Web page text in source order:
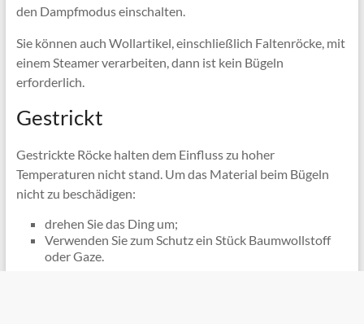
den Dampfmodus einschalten.
Sie können auch Wollartikel, einschließlich Faltenröcke, mit
einem Steamer verarbeiten, dann ist kein Bügeln
erforderlich.
Gestrickt
Gestrickte Röcke halten dem Einfluss zu hoher
Temperaturen nicht stand. Um das Material beim Bügeln
nicht zu beschädigen:
drehen Sie das Ding um;
Verwenden Sie zum Schutz ein Stück Baumwollstoff
oder Gaze.